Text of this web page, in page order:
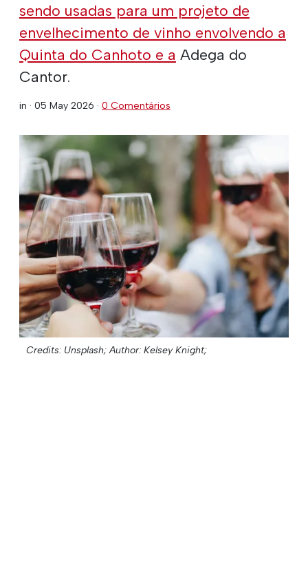
sendo usadas para um projeto de
envelhecimento de vinho envolvendo a
Quinta do Canhoto e a Adega do
Cantor.
in · 05 May 2026 · 0 Comentários
Credits: Unsplash; Author: Kelsey Knight;